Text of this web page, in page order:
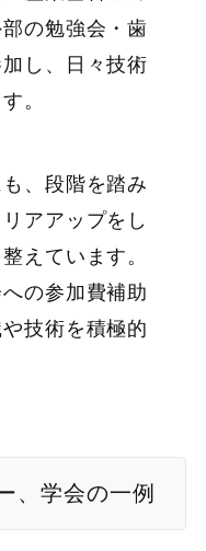
の勉強会・歯
し、日々技術
。
、段階を踏み
アアップをし
えています。
の参加費補助
技術を積極的
、学会の一例